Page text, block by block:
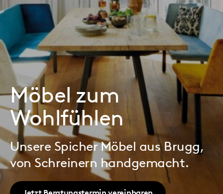
Möbel zum
Wohlfühlen
Unsere Spicher Möbel aus Brugg,
von Schreinern handgemacht.